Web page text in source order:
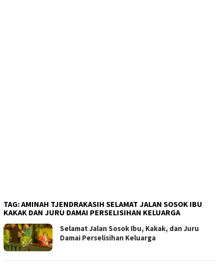
TAG:AMINAH TJENDRAKASIH SELAMAT JALAN SOSOK IBU
KAKAK DAN JURU DAMAI PERSELISIHAN KELUARGA
Selamat Jalan Sosok Ibu, Kakak, dan Juru
Damai Perselisihan Keluarga